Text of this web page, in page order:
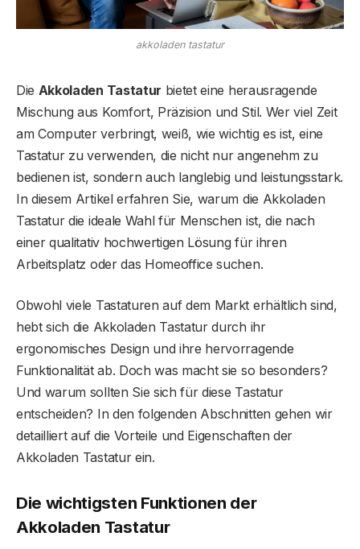
akkoladen tastatur
Die Akkoladen Tastatur bietet eine herausragende
Mischung aus Komfort, Präzision und Stil. Wer viel Zeit
am Computer verbringt, weiß, wie wichtig es ist, eine
Tastatur zu verwenden, die nicht nur angenehm zu
bedienen ist, sondern auch langlebig und leistungsstark.
In diesem Artikel erfahren Sie, warum die Akkoladen
Tastatur die ideale Wahl für Menschen ist, die nach
einer qualitativ hochwertigen Lösung für ihren
Arbeitsplatz oder das Homeoffice suchen.
Obwohl viele Tastaturen auf dem Markt erhältlich sind,
hebt sich die Akkoladen Tastatur durch ihr
ergonomisches Design und ihre hervorragende
Funktionalität ab. Doch was macht sie so besonders?
Und warum sollten Sie sich für diese Tastatur
entscheiden? In den folgenden Abschnitten gehen wir
detailliert auf die Vorteile und Eigenschaften der
Akkoladen Tastatur ein.
Die wichtigsten Funktionen der
Akkoladen Tastatur